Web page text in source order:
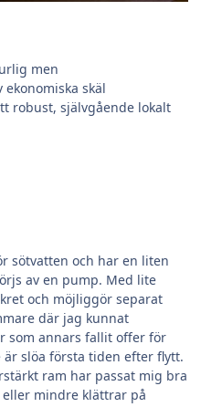
men
ekonomiska skäl
robust, självgående lokalt
sötvatten och har en liten
av en pump. Med lite
och möjliggör separat
där jag kunnat
som annars fallit offer för
slöa första tiden efter flytt.
ram har passat mig bra
mindre klättrar på